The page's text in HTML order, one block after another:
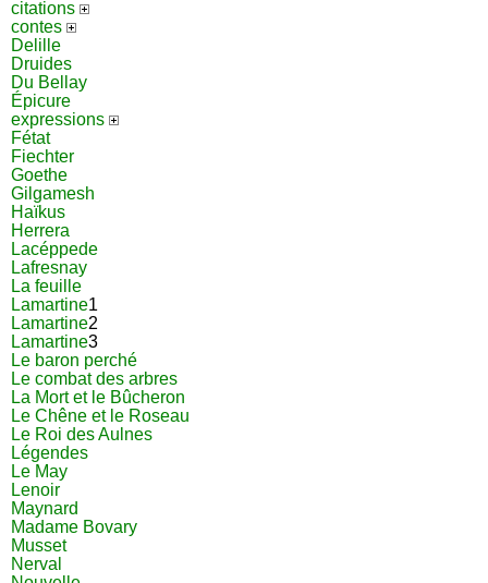
citations
contes
Delille
Druides
Du Bellay
Épicure
expressions
Fétat
Fiechter
Goethe
Gilgamesh
Haïkus
Herrera
Lacéppede
Lafresnay
La feuille
Lamartine1
Lamartine2
Lamartine3
Le baron perché
Le combat des arbres
La Mort et le Bûcheron
Le Chêne et le Roseau
Le Roi des Aulnes
Légendes
Le May
Lenoir
Maynard
Madame Bovary
Musset
Nerval